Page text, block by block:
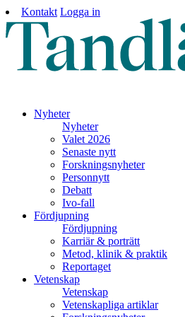
Kontakt Logga in
Nyheter
Nyheter
Valet 2026
Senaste nytt
Forskningsnyheter
Personnytt
Debatt
Ivo-fall
Fördjupning
Fördjupning
Karriär & porträtt
Metod, klinik & praktik
Reportaget
Vetenskap
Vetenskap
Vetenskapliga artiklar